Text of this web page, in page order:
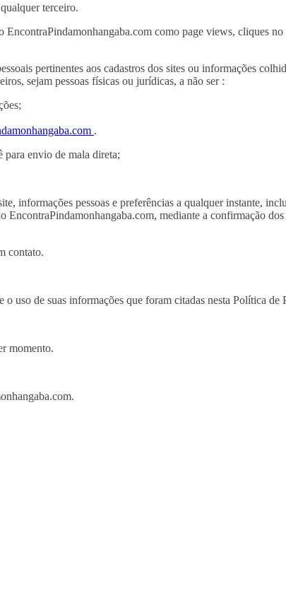
terceiro.
como page views, cliques
pertinentes aos cadastros dos sites ou informações
sejam pessoas físicas ou jurídicas, a não ser :
.
para envio de mala direta;
informações pessoas e preferências a qualquer instante,
mediante a confirmação
contato.
uso de suas informações que foram citadas nesta Política de
momento.